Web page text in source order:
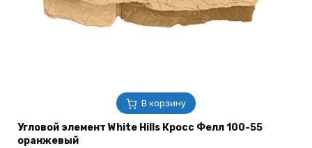
В корзину
Угловой элемент White Hills Кросс Фелл 100-55
оранжевый